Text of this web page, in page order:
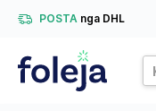
POSTA nga DHL